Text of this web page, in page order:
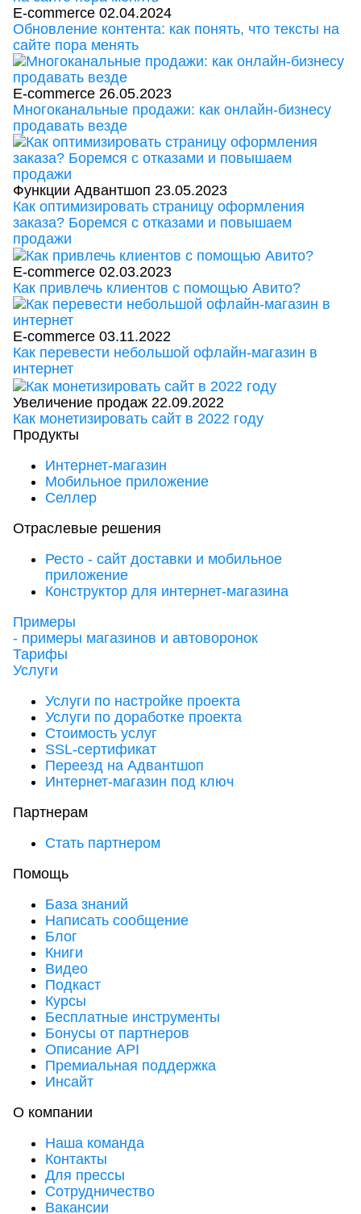
E-commerce 02.04.2024
Обновление контента: как понять, что тексты на
сайте пора менять
E-commerce 26.05.2023
Многоканальные продажи: как онлайн-бизнесу
продавать везде
Функции Адвантшоп 23.05.2023
Как оптимизировать страницу оформления
заказа? Боремся с отказами и повышаем
продажи
E-commerce 02.03.2023
Как привлечь клиентов с помощью Авито?
E-commerce 03.11.2022
Как перевести небольшой офлайн-магазин в
интернет
Увеличение продаж 22.09.2022
Как монетизировать сайт в 2022 году
Продукты
Интернет-магазин
Мобильное приложение
Селлер
Отраслевые решения
Ресто - сайт доставки и мобильное
приложение
Конструктор для интернет-магазина
Примеры
- примеры магазинов и автоворонок
Тарифы
Услуги
Услуги по настройке проекта
Услуги по доработке проекта
Стоимость услуг
SSL-сертификат
Переезд на Адвантшоп
Интернет-магазин под ключ
Партнерам
Стать партнером
Помощь
База знаний
Написать сообщение
Блог
Книги
Видео
Подкаст
Курсы
Бесплатные инструменты
Бонусы от партнеров
Описание API
Премиальная поддержка
Инсайт
О компании
Наша команда
Контакты
Для прессы
Сотрудничество
Вакансии